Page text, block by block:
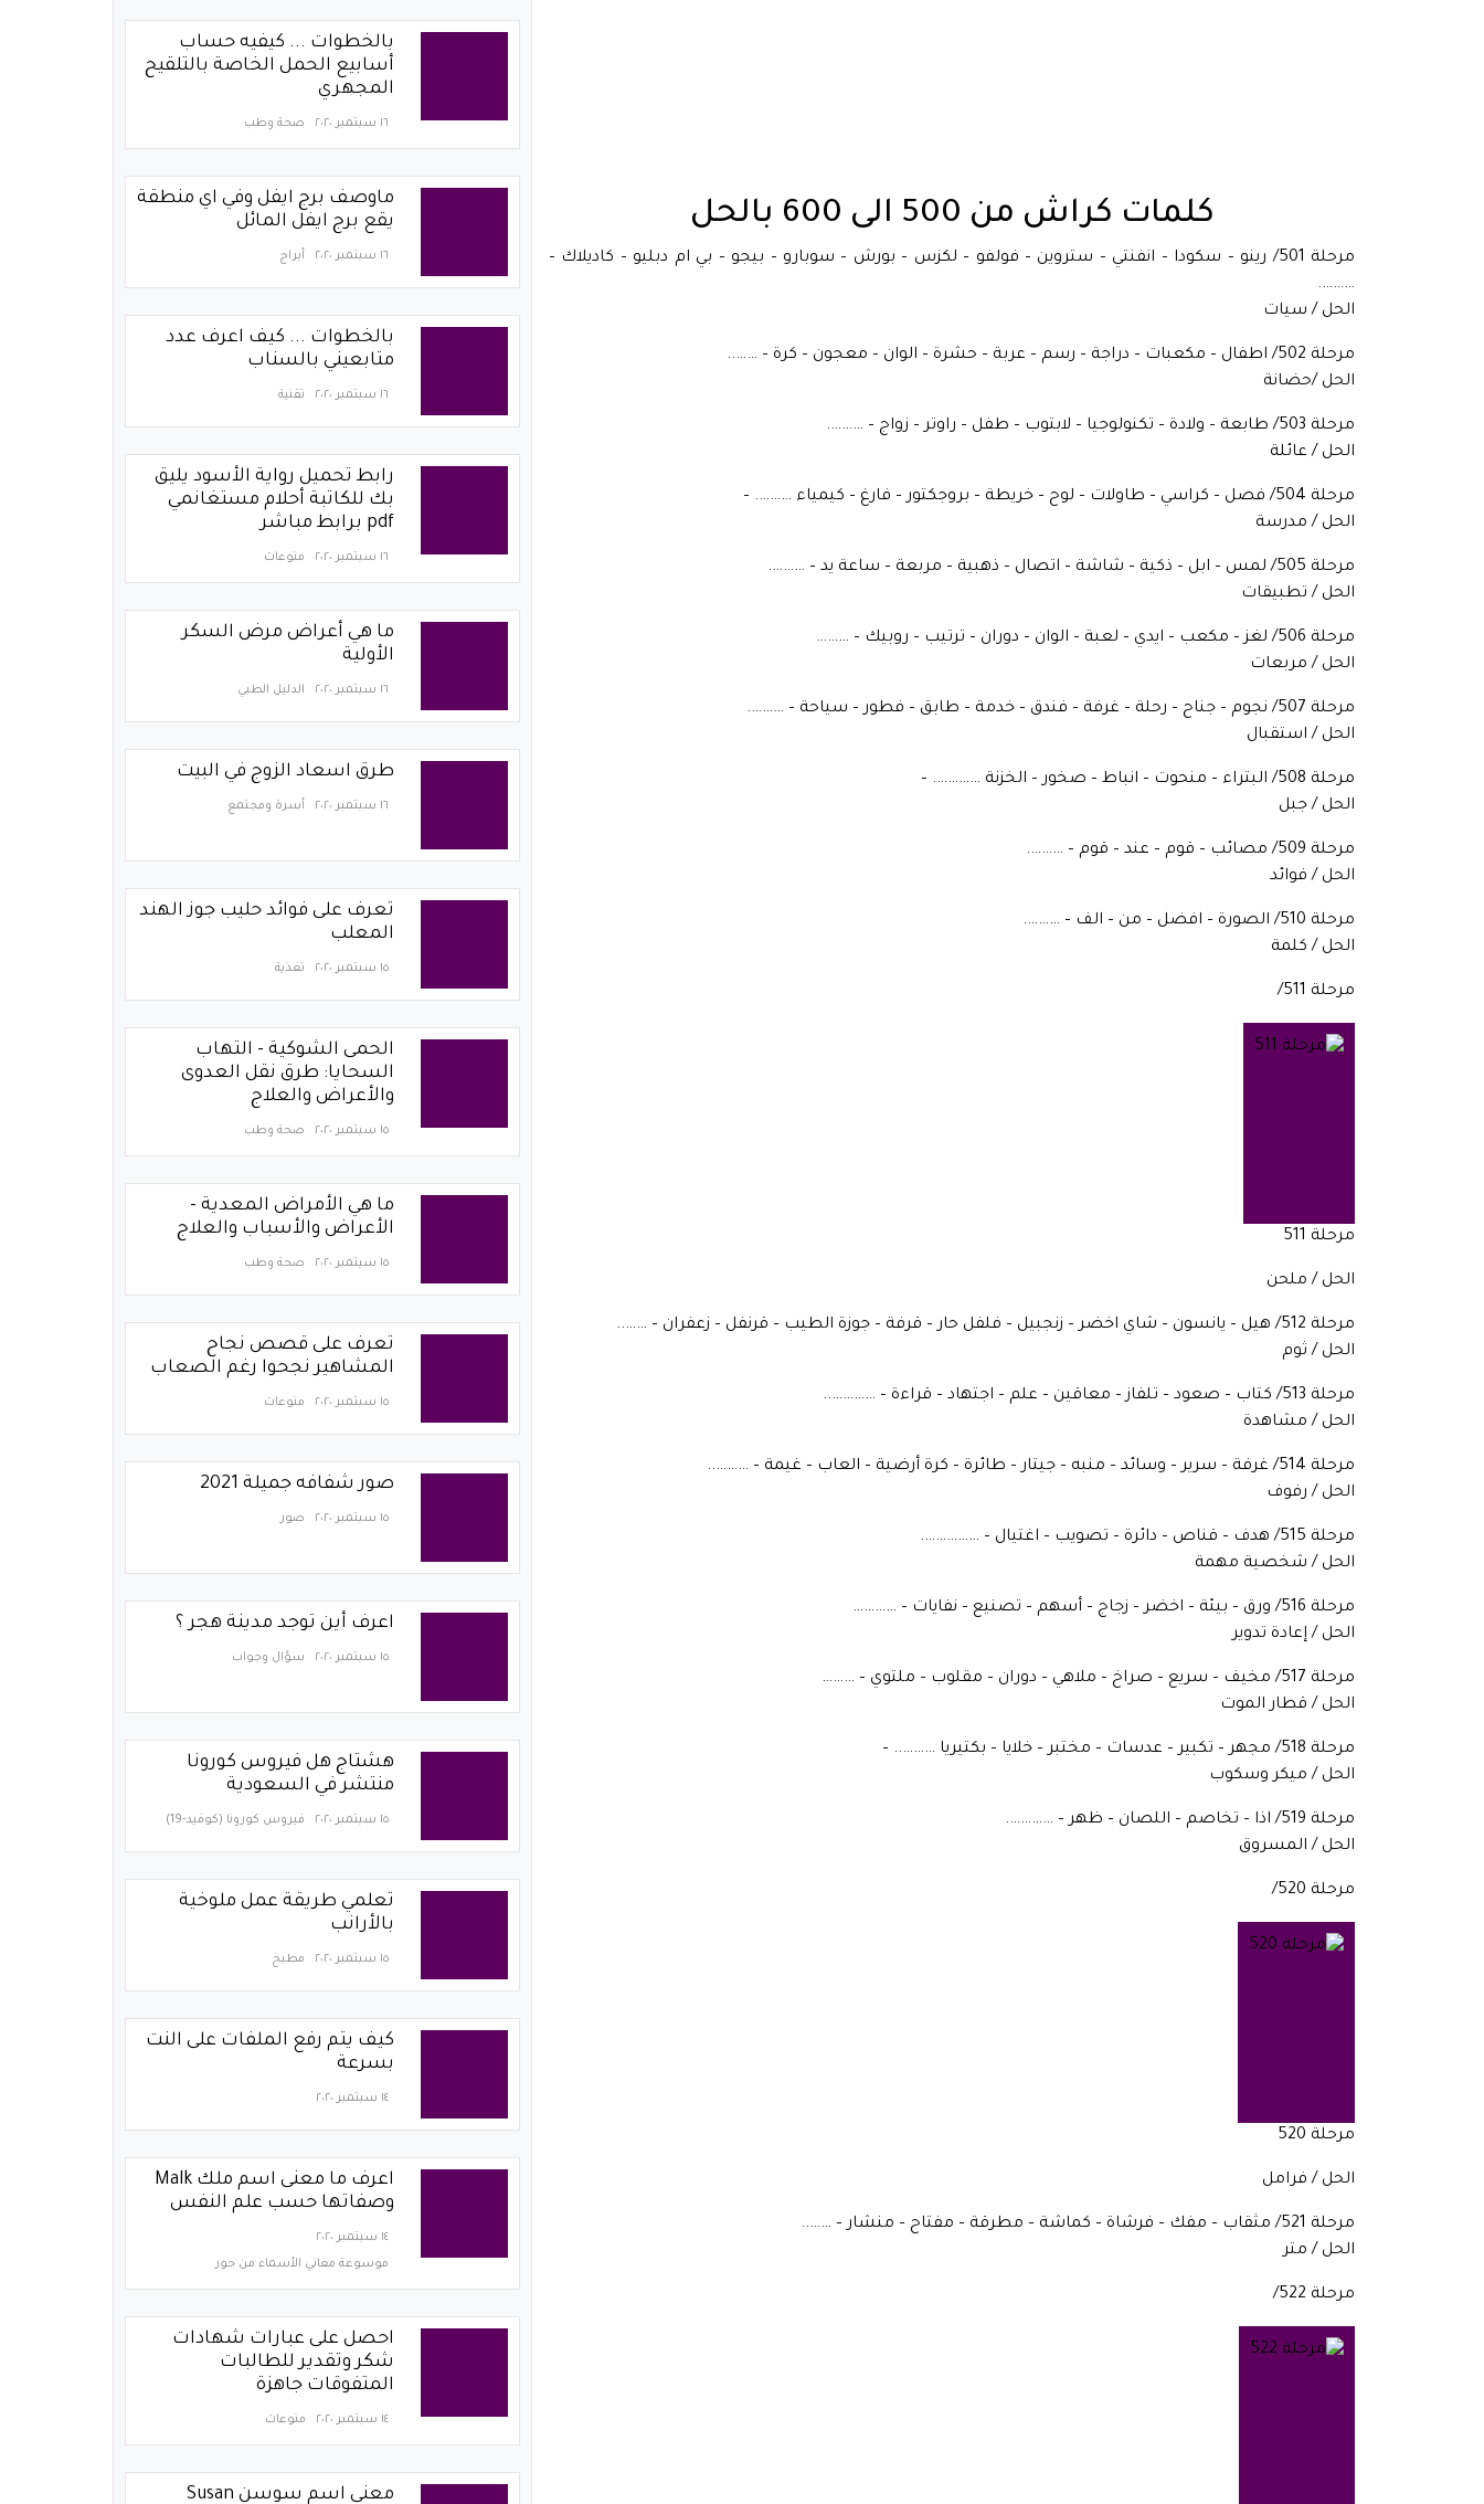
كلمات كراش من 500 الى 600 بالحل
مرحلة 501/ رينو – سكودا – انفنتي – ستروين – فولفو – لكزس – بورش – سوبارو – بيجو – بي ام دبليو – كاديلاك –
……….
الحل / سيات
مرحلة 502/ اطفال – مكعبات – دراجة – رسم – عربة – حشرة – الوان – معجون – كرة – ……..
الحل /حضانة
مرحلة 503/ طابعة – ولادة – تكنولوجيا – لابتوب – طفل – راوتر – زواج – ……….
الحل / عائلة
مرحلة 504/ فصل – كراسي – طاولات – لوح – خريطة – بروجكتور – فارغ – كيمياء ………. –
الحل / مدرسة
مرحلة 505/ لمس – ابل – ذكية – شاشة – اتصال – ذهبية – مربعة – ساعة يد – ……….
الحل / تطبيقات
مرحلة 506/ لغز – مكعب – ايدي – لعبة – الوان – دوران – ترتيب – روبيك – ………
الحل / مربعات
مرحلة 507/ نجوم – جناح – رحلة – غرفة – فندق – خدمة – طابق – فطور – سياحة – ……….
الحل / استقبال
مرحلة 508/ البتراء – منحوت – انباط – صخور – الخزنة …………. –
الحل / جبل
مرحلة 509/ مصائب – قوم – عند – قوم – ……….
الحل / فوائد
مرحلة 510/ الصورة – افضل – من – الف – ……….
الحل / كلمة
مرحلة 511/
مرحلة 511
الحل / ملحن
مرحلة 512/ هيل – يانسون – شاي اخضر – زنجبيل – فلفل حار – قرفة – جوزة الطيب – قرنفل – زعفران – ……..
الحل / ثوم
مرحلة 513/ كتاب – صعود – تلفاز – معاقين – علم – اجتهاد – قراءة – …………..
الحل / مشاهدة
مرحلة 514/ غرفة – سرير – وسائد – منبه – جيتار – طائرة – كرة أرضية – العاب – غيمة – ………..
الحل / رفوف
مرحلة 515/ هدف – قناص – دائرة – تصويب – اغتيال – …………….
الحل / شخصية مهمة
مرحلة 516/ ورق – بيئة – اخضر – زجاج – أسهم – تصنيع – نفايات – …………
الحل / إعادة تدوير
مرحلة 517/ مخيف – سريع – صراخ – ملاهي – دوران – مقلوب – ملتوي – ………
الحل / قطار الموت
مرحلة 518/ مجهر – تكبير – عدسات – مختبر – خلايا – بكتيريا ……….. –
الحل / ميكر وسكوب
مرحلة 519/ اذا – تخاصم – اللصان – ظهر – ………….
الحل / المسروق
مرحلة 520/
مرحلة 520
الحل / فرامل
مرحلة 521/ مثقاب – مفك – فرشاة – كماشة – مطرقة – مفتاح – منشار – ……..
الحل / متر
مرحلة 522/
بالخطوات ... كيفيه حساب
أسابيع الحمل الخاصة بالتلقيح
المجهري
١٦ سبتمبر ٢٠٢٠ صحة وطب
ماوصف برج ايفل وفي اي منطقة
يقع برج ايفل المائل
١٦ سبتمبر ٢٠٢٠ أبراج
بالخطوات ... كيف اعرف عدد
متابعيني بالسناب
١٦ سبتمبر ٢٠٢٠ تقنية
رابط تحميل رواية الأسود يليق
بك للكاتبة أحلام مستغانمي
pdf برابط مباشر
١٦ سبتمبر ٢٠٢٠ منوعات
ما هي أعراض مرض السكر
الأولية
١٦ سبتمبر ٢٠٢٠ الدليل الطبي
طرق اسعاد الزوج في البيت
١٦ سبتمبر ٢٠٢٠ أسرة ومجتمع
تعرف على فوائد حليب جوز الهند
المعلب
١٥ سبتمبر ٢٠٢٠ تغذية
الحمى الشوكية - التهاب
السحايا: طرق نقل العدوى
والأعراض والعلاج
١٥ سبتمبر ٢٠٢٠ صحة وطب
ما هي الأمراض المعدية -
الأعراض والأسباب والعلاج
١٥ سبتمبر ٢٠٢٠ صحة وطب
تعرف على قصص نجاح
المشاهير نجحوا رغم الصعاب
١٥ سبتمبر ٢٠٢٠ منوعات
صور شفافه جميلة 2021
١٥ سبتمبر ٢٠٢٠ صور
اعرف أين توجد مدينة هجر ؟
١٥ سبتمبر ٢٠٢٠ سؤال وجواب
هشتاج هل فيروس كورونا
منتشر في السعودية
١٥ سبتمبر ٢٠٢٠ فيروس كورونا (كوفيد-19)‏
تعلمي طريقة عمل ملوخية
بالأرانب
١٥ سبتمبر ٢٠٢٠ مطبخ
كيف يتم رفع الملفات على النت
بسرعة
١٤ سبتمبر ٢٠٢٠
اعرف ما معنى اسم ملك Malk
وصفاتها حسب علم النفس
١٤ سبتمبر ٢٠٢٠
موسوعة معاني الأسماء من حور
احصل على عبارات شهادات
شكر وتقدير للطالبات
المتفوقات جاهزة
١٤ سبتمبر ٢٠٢٠ منوعات
معنى اسم سوسن Susan